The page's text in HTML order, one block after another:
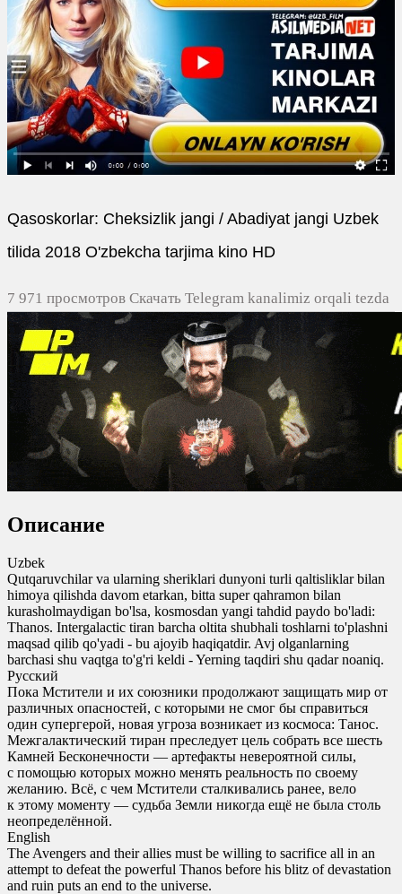
Qasoskorlar: Cheksizlik jangi / Abadiyat jangi Uzbek
tilida 2018 O'zbekcha tarjima kino HD
7 971 просмотров Скачать Telegram kanalimiz orqali tezda
yuklash
Описание
Uzbek
Qutqaruvchilar va ularning sheriklari dunyoni turli qaltisliklar bilan
himoya qilishda davom etarkan, bitta super qahramon bilan
kurasholmaydigan bo'lsa, kosmosdan yangi tahdid paydo bo'ladi:
Thanos. Intergalactic tiran barcha oltita shubhali toshlarni to'plashni
maqsad qilib qo'yadi - bu ajoyib haqiqatdir. Avj olganlarning
barchasi shu vaqtga to'g'ri keldi - Yerning taqdiri shu qadar noaniq.
Русский
Пока Мстители и их союзники продолжают защищать мир от
различных опасностей, с которыми не смог бы справиться
один супергерой, новая угроза возникает из космоса: Танос.
Межгалактический тиран преследует цель собрать все шесть
Камней Бесконечности — артефакты невероятной силы,
с помощью которых можно менять реальность по своему
желанию. Всё, с чем Мстители сталкивались ранее, вело
к этому моменту — судьба Земли никогда ещё не была столь
неопределённой.
English
The Avengers and their allies must be willing to sacrifice all in an
attempt to defeat the powerful Thanos before his blitz of devastation
and ruin puts an end to the universe.